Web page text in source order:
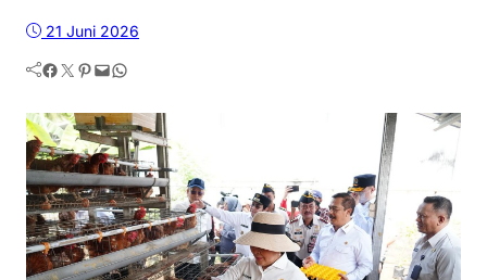
21 Juni 2026
Facebook Twitter Pinterest Mail WhatsApp